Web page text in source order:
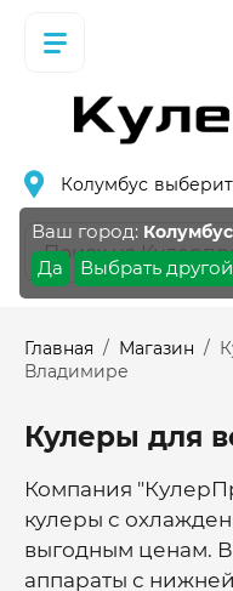
Колумбус
Ваш город: Колумбус
Да
Выбрать
Главная / Магазин /
Владимире
Кулеры для
Компания
кулеры с
выгодным ценам.
аппараты с